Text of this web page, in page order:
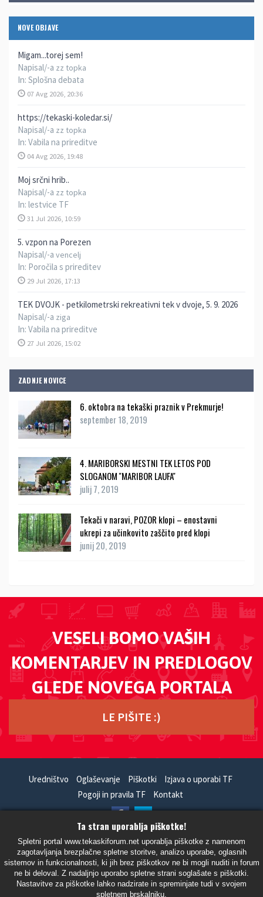
NOVE OBJAVE
Migam...torej sem!
Napisal/-a zz topka
In: Splošna debata
07 Avg 2026, 20:36
https://tekaski-koledar.si/
Napisal/-a zz topka
In: Vabila na prireditve
04 Avg 2026, 19:48
Moj srčni hrib..
Napisal/-a zz topka
In: lestvice TF
31 Jul 2026, 10:59
5. vzpon na Porezen
Napisal/-a vencelj
In: Poročila s prireditev
29 Jul 2026, 17:13
TEK DVOJK - petkilometrski rekreativni tek v dvoje, 5. 9. 2026
Napisal/-a ziga
In: Vabila na prireditve
27 Jul 2026, 15:02
ZADNJE NOVICE
6. oktobra na tekaški praznik v Prekmurje!
september 18, 2019
4. MARIBORSKI MESTNI TEK LETOS POD
SLOGANOM ''MARIBOR LAUFA''
julij 7, 2019
Tekači v naravi, POZOR klopi – enostavni
ukrepi za učinkovito zaščito pred klopi
junij 20, 2019
VESELI BOMO VAŠIH
KOMENTARJEV IN PREDLOGOV
GLEDE NOVEGA PORTALA
LE PIŠITE :)
Uredništvo Oglaševanje Piškotki
Izjava o uporabi TF
Pogoji in pravila TF
Kontakt
HandCrafted With - Powered By
- Vsi časi so UTC+02:00 Evropa/Ljubljana -
Ta stran uporablja piškotke!
Spletni portal www.tekaskiforum.net uporablja piškotke z namenom
zagotavljanja brezplačne spletne storitve, analizo uporabe, oglasnih
sistemov in funkcionalnosti, ki jih brez piškotkov ne bi mogli nuditi in forum
ne bi deloval. Z nadaljnjo uporabo spletne strani soglašate s piškotki.
Nastavitve za piškotke lahko nadzirate in spreminjate tudi v svojem
spletnem brskalniku.